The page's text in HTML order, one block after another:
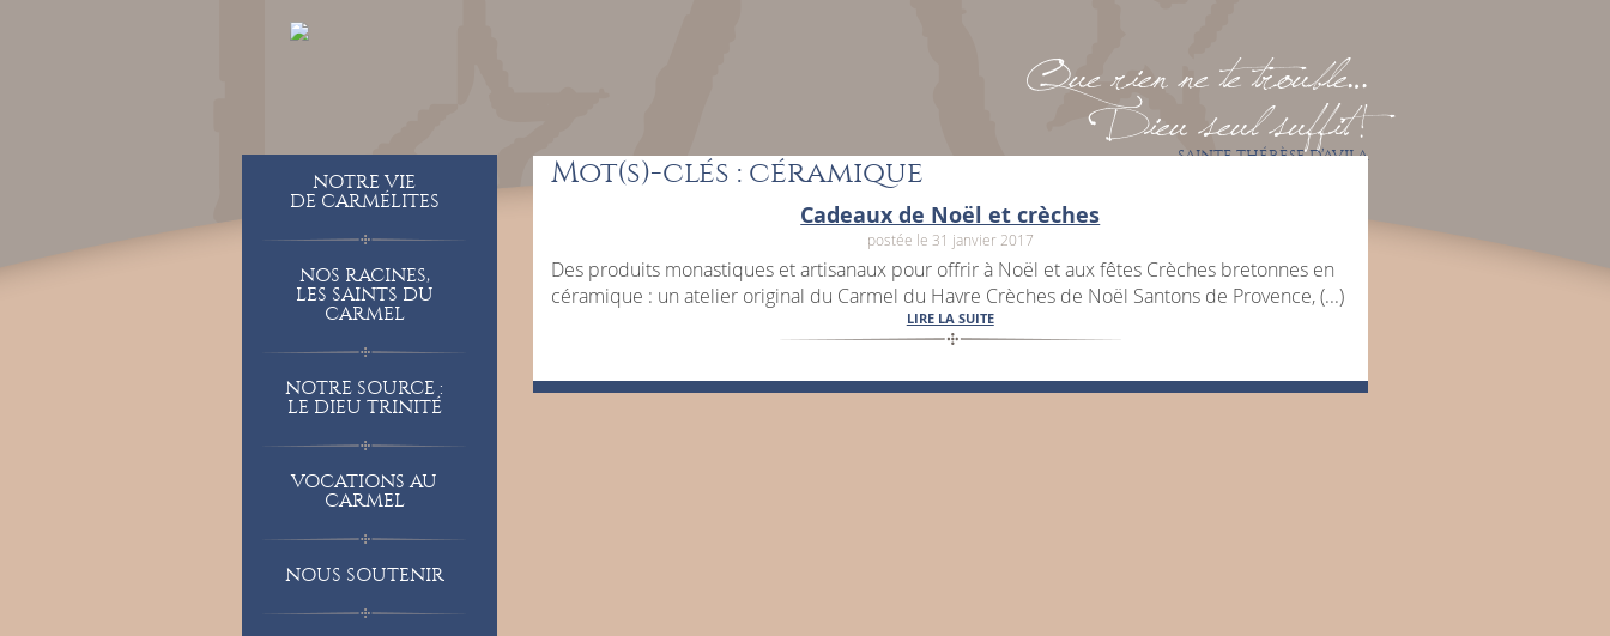
Que rien ne te trouble…
Dieu seul suffit !
SAINTE THÉRÈSE D’AVILA
NOTRE VIE
DE CARMÉLITES
NOS RACINES,
LES SAINTS DU
CARMEL
NOTRE SOURCE :
LE DIEU TRINITÉ
VOCATIONS AU
CARMEL
NOUS SOUTENIR
Mot(s)-clés : céramique
Cadeaux de Noël et crèches
postée le 31 janvier 2017
Des produits monastiques et artisanaux pour offrir à Noël et aux fêtes Crèches bretonnes en
céramique : un atelier original du Carmel du Havre Crèches de Noël Santons de Provence, (...)
LIRE LA SUITE